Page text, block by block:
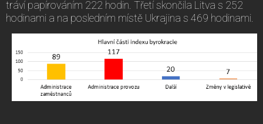
tráví papírováním 222 hodin. Třetí skončila Litva s 252
hodinami a na posledním místě Ukrajina s 469 hodinami.